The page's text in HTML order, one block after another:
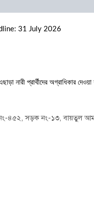
31 July 2026
নারী প্রার্থীদের অগ্রাধিকার
নং-৪৫২, সড়ক নং-১৩, বায়তুল